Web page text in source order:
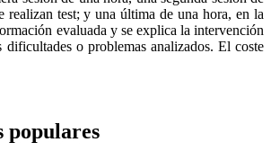
realizan test; y una última de una hora, en la
evaluada y se explica la intervención
dificultades o problemas analizados. El coste
populares